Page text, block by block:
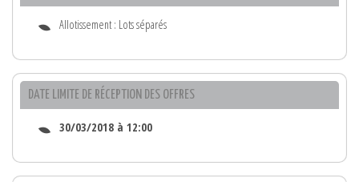
Allotissement : Lots séparés
DATE LIMITE DE RÉCEPTION DES OFFRES
30/03/2018 à 12:00